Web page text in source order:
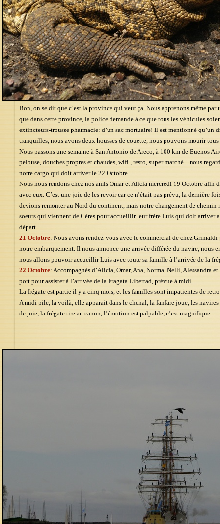
Bon, on se dit que c’est la province qui veut ça. Nous apprenons même
que dans cette province, la police demande à ce que tous les véhicules
extincteurs-trousse pharmacie: d’un sac mortuaire! Il est mentionné qu’un
tranquilles, nous avons deux housses de couette, nous pouvons mourir tous
Nous passons une semaine à San Antonio de Areco, à 100 km de Buenos
pelouse, douches propres et chaudes, wifi , resto, super marché... nous
notre cargo qui doit arriver le 22 Octobre.
Nous nous rendons chez nos amis Omar et Alicia mercredi 19 Octobre afin
avec eux. C’est une joie de les revoir car ce n’était pas prévu, la dernière
devions remonter au Nord du continent, mais notre changement de chemin
soeurs qui viennent de Céres pour accueillir leur frère Luis qui doit arriver
départ.
21 Octobre: Nous avons rendez-vous avec le commercial de chez Grimaldi
notre embarquement. Il nous annonce une arrivée différée du navire, nous
nous allons pouvoir accueillir Luis avec toute sa famille à l’arrivée de la
22 Octobre: Accompagnés d’Alicia, Omar, Ana, Norma, Nelli, Alessandra
port pour assister à l’arrivée de la Fragata Libertad, prévue à midi.
La frégate est partie il y a cinq mois, et les familles sont impatientes de
A midi pile, la voilà, elle apparait dans le chenal, la fanfare joue, les
de joie, la frégate tire au canon, l’émotion est palpable, c’est magnifique.